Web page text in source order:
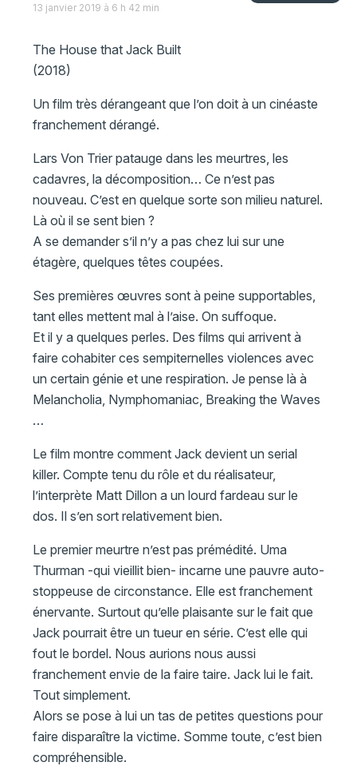
13 janvier 2019 à 6 h 42 min
The House that Jack Built
(2018)
Un film très dérangeant que l’on doit à un cinéaste
franchement dérangé.
Lars Von Trier patauge dans les meurtres, les
cadavres, la décomposition… Ce n’est pas
nouveau. C’est en quelque sorte son milieu naturel.
Là où il se sent bien ?
A se demander s’il n’y a pas chez lui sur une
étagère, quelques têtes coupées.
Ses premières œuvres sont à peine supportables,
tant elles mettent mal à l’aise. On suffoque.
Et il y a quelques perles. Des films qui arrivent à
faire cohabiter ces sempiternelles violences avec
un certain génie et une respiration. Je pense là à
Melancholia, Nymphomaniac, Breaking the Waves
…
Le film montre comment Jack devient un serial
killer. Compte tenu du rôle et du réalisateur,
l’interprète Matt Dillon a un lourd fardeau sur le
dos. Il s’en sort relativement bien.
Le premier meurtre n’est pas prémédité. Uma
Thurman -qui vieillit bien- incarne une pauvre auto-
stoppeuse de circonstance. Elle est franchement
énervante. Surtout qu’elle plaisante sur le fait que
Jack pourrait être un tueur en série. C’est elle qui
fout le bordel. Nous aurions nous aussi
franchement envie de la faire taire. Jack lui le fait.
Tout simplement.
Alors se pose à lui un tas de petites questions pour
faire disparaître la victime. Somme toute, c’est bien
compréhensible.